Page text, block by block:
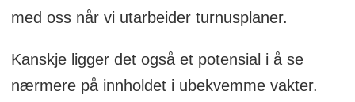
med oss når vi utarbeider turnusplaner.
Kanskje ligger det også et potensial i å se
nærmere på innholdet i ubekvemme vakter.